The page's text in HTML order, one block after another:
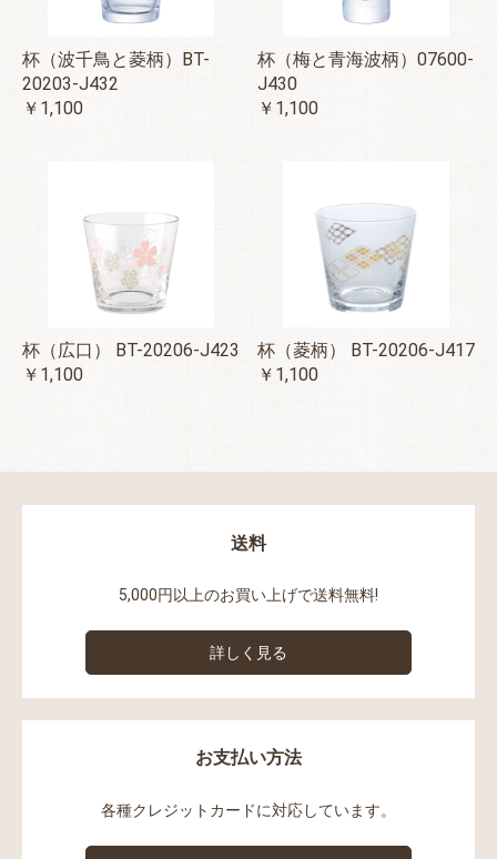
杯（波千鳥と菱柄）BT-
20203-J432
￥1,100
杯（梅と青海波柄）07600-
J430
￥1,100
杯（広口） BT-20206-J423
￥1,100
杯（菱柄） BT-20206-J417
￥1,100
送料
5,000円以上のお買い上げで送料無料!
詳しく見る
お支払い方法
各種クレジットカードに対応しています。